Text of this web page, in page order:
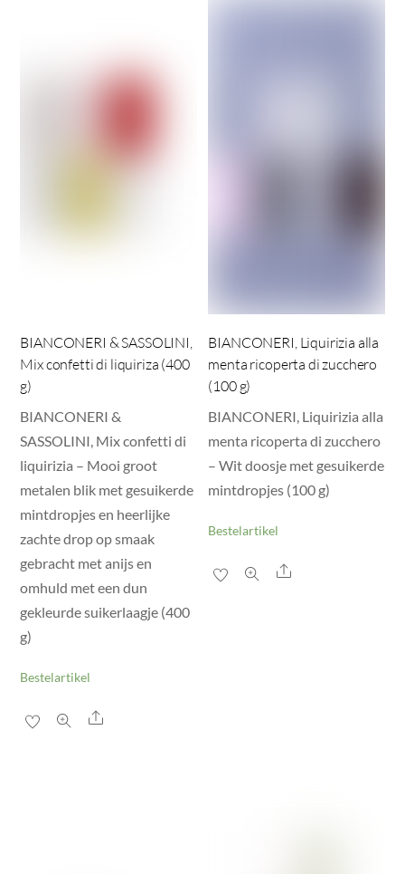
BIANCONERI & SASSOLINI,
Mix confetti di liquiriza (400
g)
BIANCONERI &
SASSOLINI, Mix confetti di
liquirizia – Mooi groot
metalen blik met gesuikerde
mintdropjes en heerlijke
zachte drop op smaak
gebracht met anijs en
omhuld met een dun
gekleurde suikerlaagje (400
g)
Bestelartikel
Share
BIANCONERI, Liquirizia alla
menta ricoperta di zucchero
(100 g)
BIANCONERI, Liquirizia alla
menta ricoperta di zucchero
– Wit doosje met gesuikerde
mintdropjes (100 g)
Bestelartikel
Share